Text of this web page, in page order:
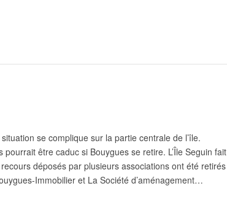
se complique sur la partie centrale de l’île.
pourrait être caduc si Bouygues se retire. L’Île Seguin fait
déposés par plusieurs associations ont été retirés
Immobilier et La Société d’aménagement…